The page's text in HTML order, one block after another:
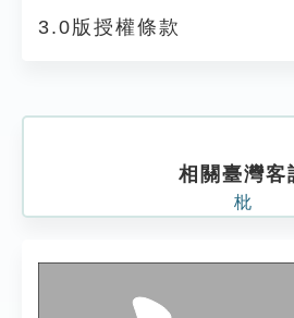
3.0版授權條款
相關臺灣客
枇